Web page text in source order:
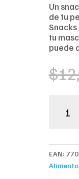
Un
de tu
tu
puede
$
Plus
Effect
EAN:
Alimento